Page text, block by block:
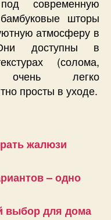
современную
шторы
атмосферу в
доступны в
(солома,
очень легко
просты в уходе.
жалюзи
– одно
выбор для дома